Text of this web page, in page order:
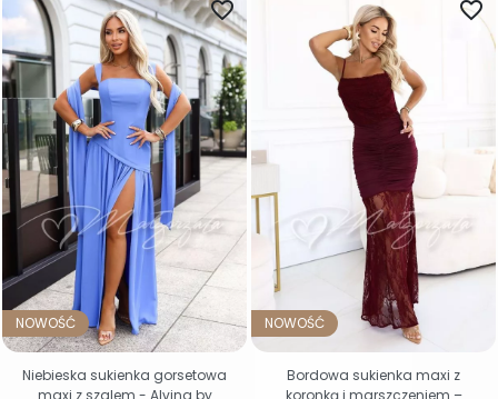
NOWOŚĆ
favorite_border
Niebieska sukienka gorsetowa
maxi z szalem - Alvina by
NOWOŚĆ
favorite_border
Bordowa sukienka maxi z
koronką i marszczeniem –